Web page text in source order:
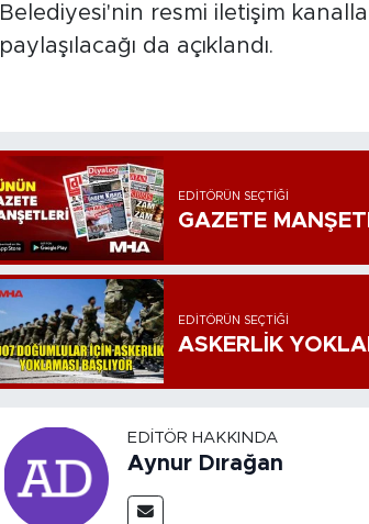
Belediyesi'nin resmi iletişim
paylaşılacağı da açıklandı.
EDITÖRÜN SEÇTIĞI
GAZETE
EDITÖRÜN SEÇTIĞI
ASKERLİK
EDITÖR HAKKINDA
Aynur Dırağan